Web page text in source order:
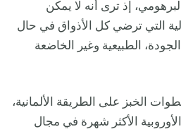
إذ ترى أنه لا يمكن
التي ترضي كل الأذواق في حال
الطبيعية وغير الخاضعة
الخبز على الطريقة الألمانية،
الأوروبية الأكثر شهرة في مجال